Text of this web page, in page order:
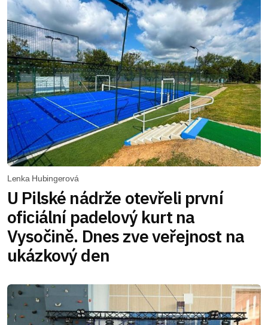
Lenka Hubingerová
U Pilské nádrže otevřeli první
oficiální padelový kurt na
Vysočině. Dnes zve veřejnost na
ukázkový den